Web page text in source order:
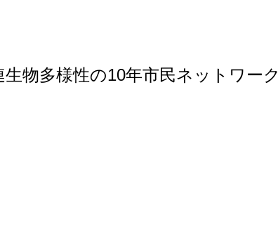
物多様性の10年市民ネットワーク